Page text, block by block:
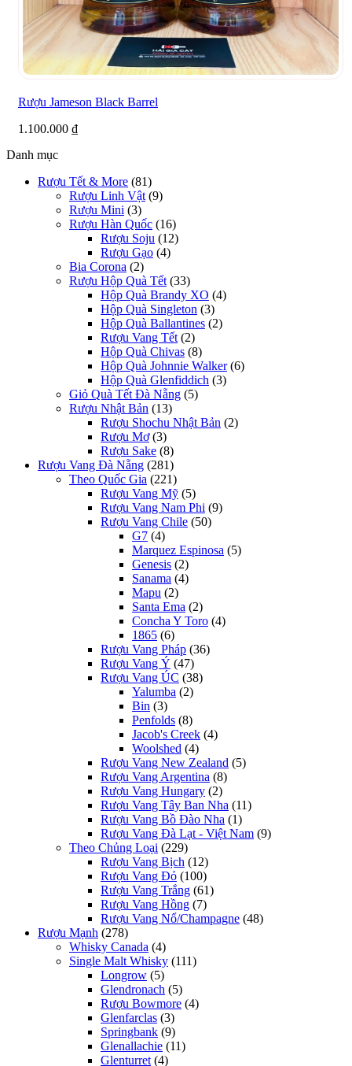
Rượu Jameson Black Barrel
1.100.000 ₫
Danh mục
Rượu Tết & More (81)
Rượu Linh Vật (9)
Rượu Mini (3)
Rượu Hàn Quốc (16)
Rượu Soju (12)
Rượu Gạo (4)
Bia Corona (2)
Rượu Hộp Quà Tết (33)
Hộp Quà Brandy XO (4)
Hộp Quà Singleton (3)
Hộp Quà Ballantines (2)
Rượu Vang Tết (2)
Hộp Quà Chivas (8)
Hộp Quà Johnnie Walker (6)
Hộp Quà Glenfiddich (3)
Giỏ Quà Tết Đà Nẵng (5)
Rượu Nhật Bản (13)
Rượu Shochu Nhật Bản (2)
Rượu Mơ (3)
Rượu Sake (8)
Rượu Vang Đà Nẵng (281)
Theo Quốc Gia (221)
Rượu Vang Mỹ (5)
Rượu Vang Nam Phi (9)
Rượu Vang Chile (50)
G7 (4)
Marquez Espinosa (5)
Genesis (2)
Sanama (4)
Mapu (2)
Santa Ema (2)
Concha Y Toro (4)
1865 (6)
Rượu Vang Pháp (36)
Rượu Vang Ý (47)
Rượu Vang ÚC (38)
Yalumba (2)
Bin (3)
Penfolds (8)
Jacob's Creek (4)
Woolshed (4)
Rượu Vang New Zealand (5)
Rượu Vang Argentina (8)
Rượu Vang Hungary (2)
Rượu Vang Tây Ban Nha (11)
Rượu Vang Bồ Đào Nha (1)
Rượu Vang Đà Lạt - Việt Nam (9)
Theo Chủng Loại (229)
Rượu Vang Bịch (12)
Rượu Vang Đỏ (100)
Rượu Vang Trắng (61)
Rượu Vang Hồng (7)
Rượu Vang Nổ/Champagne (48)
Rượu Mạnh (278)
Whisky Canada (4)
Single Malt Whisky (111)
Longrow (5)
Glendronach (5)
Rượu Bowmore (4)
Glenfarclas (3)
Springbank (9)
Glenallachie (11)
Glenturret (4)